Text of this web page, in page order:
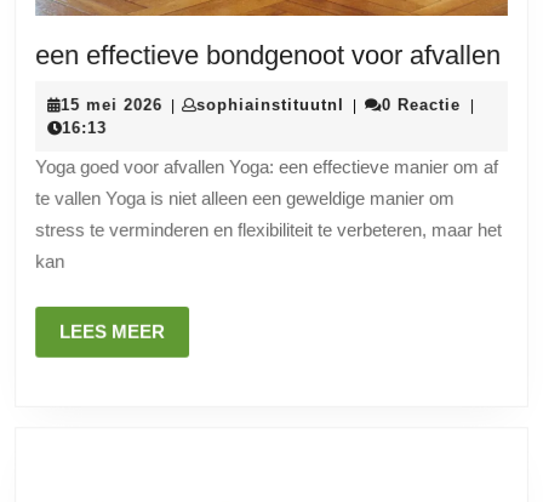
een effectieve bondgenoot voor afvallen
15 mei 2026 15| sophiainstituutnl sophiainstituutnl
| 0 Reactie |
16:13
Yoga goed voor afvallen Yoga: een effectieve manier om af
te vallen Yoga is niet alleen een geweldige manier om
stress te verminderen en flexibiliteit te verbeteren, maar het
kan
LEES MEER
MEER